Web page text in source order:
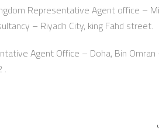
Representative Agent office –
– Riyadh City, king Fahd street.
Agent Office – Doha, Bin
.